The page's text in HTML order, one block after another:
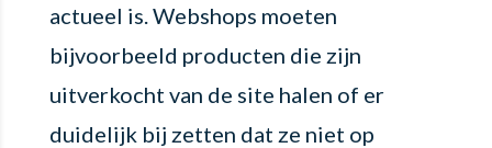
actueel is. Webshops moeten
bijvoorbeeld producten die zijn
uitverkocht van de site halen of er
duidelijk bij zetten dat ze niet op